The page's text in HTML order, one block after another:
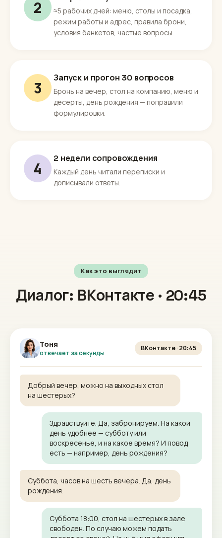
2
≈5 рабочих дней: меню, столы и посадка,
режим работы и адрес, правила брони,
условия банкетов, частые вопросы.
3
Запуск и прогон 30 вопросов
Бронь на вечер, стол на компанию, меню и
десерты, день рождения — поправили
формулировки.
4
2 недели сопровождения
Каждый день читали переписки и
дописывали ответы.
Как это выглядит
Диалог: ВКонтакте · 20:45
Тоня
отвечает за секунды
ВКонтакте · 20:45
Добрый вечер, можно на выходных стол
на шестерых?
Здравствуйте. Да, забронируем. На какой
день удобнее — субботу или
воскресенье, и на какое время? И повод
есть — например, день рождения?
Суббота, часов на шесть вечера. Да, день
рождения.
Суббота 18:00, стол на шестерых в зале
свободен. По случаю можем подать